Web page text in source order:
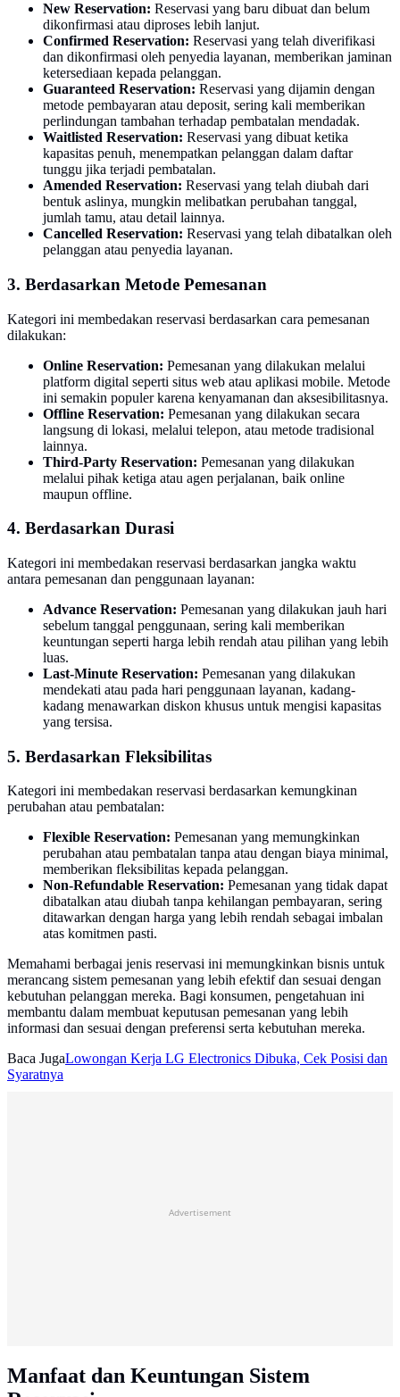
New Reservation: Reservasi yang baru dibuat dan belum
dikonfirmasi atau diproses lebih lanjut.
Confirmed Reservation: Reservasi yang telah diverifikasi
dan dikonfirmasi oleh penyedia layanan, memberikan jaminan
ketersediaan kepada pelanggan.
Guaranteed Reservation: Reservasi yang dijamin dengan
metode pembayaran atau deposit, sering kali memberikan
perlindungan tambahan terhadap pembatalan mendadak.
Waitlisted Reservation: Reservasi yang dibuat ketika
kapasitas penuh, menempatkan pelanggan dalam daftar
tunggu jika terjadi pembatalan.
Amended Reservation: Reservasi yang telah diubah dari
bentuk aslinya, mungkin melibatkan perubahan tanggal,
jumlah tamu, atau detail lainnya.
Cancelled Reservation: Reservasi yang telah dibatalkan oleh
pelanggan atau penyedia layanan.
3. Berdasarkan Metode Pemesanan
Kategori ini membedakan reservasi berdasarkan cara pemesanan
dilakukan:
Online Reservation: Pemesanan yang dilakukan melalui
platform digital seperti situs web atau aplikasi mobile. Metode
ini semakin populer karena kenyamanan dan aksesibilitasnya.
Offline Reservation: Pemesanan yang dilakukan secara
langsung di lokasi, melalui telepon, atau metode tradisional
lainnya.
Third-Party Reservation: Pemesanan yang dilakukan
melalui pihak ketiga atau agen perjalanan, baik online
maupun offline.
4. Berdasarkan Durasi
Kategori ini membedakan reservasi berdasarkan jangka waktu
antara pemesanan dan penggunaan layanan:
Advance Reservation: Pemesanan yang dilakukan jauh hari
sebelum tanggal penggunaan, sering kali memberikan
keuntungan seperti harga lebih rendah atau pilihan yang lebih
luas.
Last-Minute Reservation: Pemesanan yang dilakukan
mendekati atau pada hari penggunaan layanan, kadang-
kadang menawarkan diskon khusus untuk mengisi kapasitas
yang tersisa.
5. Berdasarkan Fleksibilitas
Kategori ini membedakan reservasi berdasarkan kemungkinan
perubahan atau pembatalan:
Flexible Reservation: Pemesanan yang memungkinkan
perubahan atau pembatalan tanpa atau dengan biaya minimal,
memberikan fleksibilitas kepada pelanggan.
Non-Refundable Reservation: Pemesanan yang tidak dapat
dibatalkan atau diubah tanpa kehilangan pembayaran, sering
ditawarkan dengan harga yang lebih rendah sebagai imbalan
atas komitmen pasti.
Memahami berbagai jenis reservasi ini memungkinkan bisnis untuk
merancang sistem pemesanan yang lebih efektif dan sesuai dengan
kebutuhan pelanggan mereka. Bagi konsumen, pengetahuan ini
membantu dalam membuat keputusan pemesanan yang lebih
informasi dan sesuai dengan preferensi serta kebutuhan mereka.
Baca JugaLowongan Kerja LG Electronics Dibuka, Cek Posisi dan
Syaratnya
Advertisement
Manfaat dan Keuntungan Sistem